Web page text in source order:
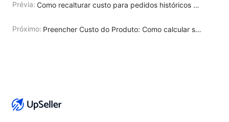
Prévia: Como recalturar custo para pedidos históricos mapeados pelo UpSeller ERP?
Próximo: Preencher Custo do Produto: Como calcular seu lucro automaticamente